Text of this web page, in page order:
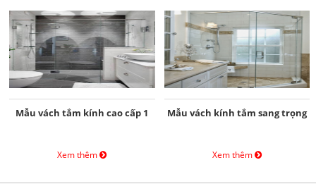
Mẫu vách tắm kính cao cấp 1
Xem thêm
Mẫu vách kính tắm sang trọng
Xem thêm